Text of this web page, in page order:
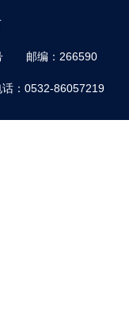
邮编：266590
话：0532-86057219